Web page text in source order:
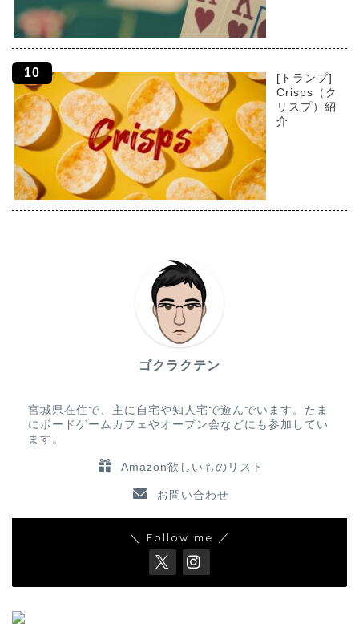
[トランプ]
Crisps（ク
リスプ）紹
介
ゴクラクテン
宮城県在住で、主に自宅や知人宅で遊んでいます。たま
にボードゲームカフェやオープン会などにも参加してい
ます。
Amazon欲しいものリスト
お問い合わせ
＼ Follow me ／